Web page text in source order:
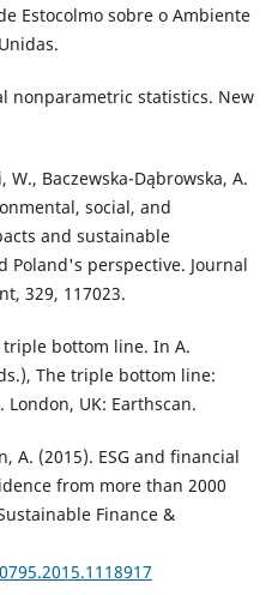
Estocolmo sobre o Ambiente
nonparametric statistics. New
Baczewska-Dąbrowska, A.
social, and
and sustainable
Poland's perspective. Journal
329, 117023.
triple bottom line. In A.
The triple bottom line:
UK: Earthscan.
A. (2015). ESG and financial
from more than 2000
Finance &